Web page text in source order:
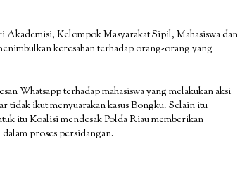
Kelompok Masyarakat Sipil, Mahasiswa dan
keresahan terhadap orang-orang yang
Whatsapp terhadap mahasiswa yang melakukan aksi
tidak ikut menyuarakan kasus Bongku. Selain itu
itu Koalisi mendesak Polda Riau memberikan
proses persidangan.